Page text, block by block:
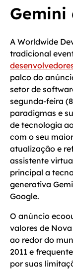
Gemini
A Worldwide
tradicional
palco do
setor de
segunda-feira
paradigmas e
de tecnologia
com o seu
atualização e
assistente
principal a
generativa
Google.
O anúncio
valores de
ao redor do
2011 e
por suas